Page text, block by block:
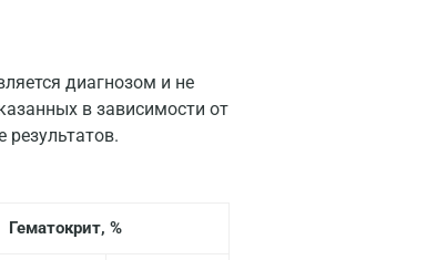
диагнозом и не
в зависимости от
результатов.
Гематокрит, %